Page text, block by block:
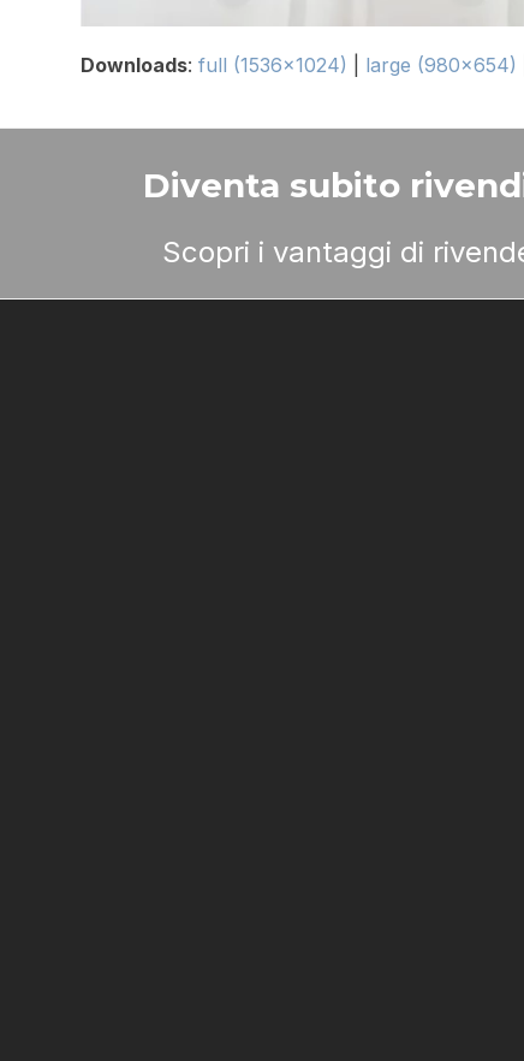
Downloads:full (1536x1024) large (980x654)
Diventa subito
Scopri i vantaggi di